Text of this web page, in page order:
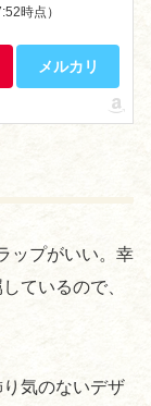
時点）
メルカリ
ップがいい。幸
ているので、
気のないデザ